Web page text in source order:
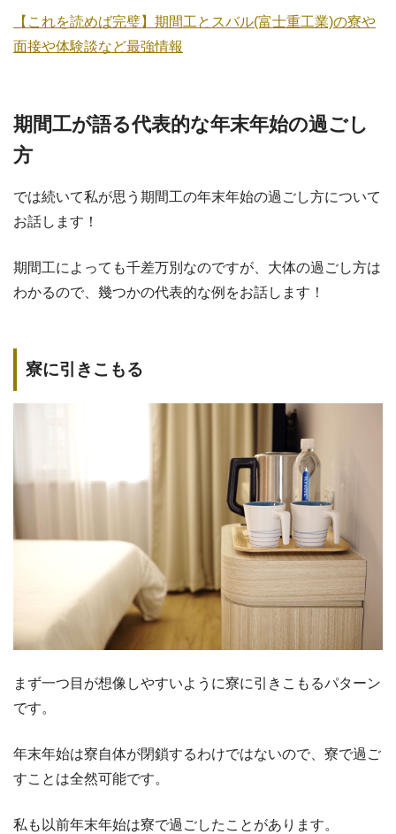
【これを読めば完璧】期間工とスバル(富士重工業)の寮や
面接や体験談など最強情報
期間工が語る代表的な年末年始の過ごし
方
では続いて私が思う期間工の年末年始の過ごし方について
お話します！
期間工によっても千差万別なのですが、大体の過ごし方は
わかるので、幾つかの代表的な例をお話します！
寮に引きこもる
まず一つ目が想像しやすいように寮に引きこもるパターン
です。
年末年始は寮自体が閉鎖するわけではないので、寮で過ご
すことは全然可能です。
私も以前年末年始は寮で過ごしたことがあります。